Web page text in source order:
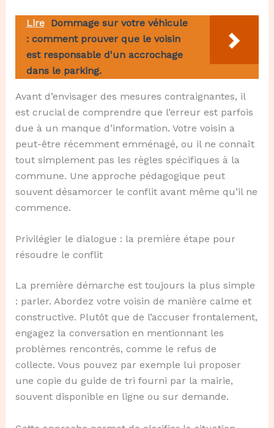
Lire Dommage sur votre véhicule
: comment prouver que le voisin
est responsable d'un accrochage
dans le parking.
Avant d’envisager des mesures contraignantes, il
est crucial de comprendre que l’erreur est parfois
due à un manque d’information. Votre voisin a
peut-être récemment emménagé, ou il ne connaît
tout simplement pas les règles spécifiques à la
commune. Une approche pédagogique peut
souvent désamorcer le conflit avant même qu’il ne
commence.
Privilégier le dialogue : la première étape pour
résoudre le conflit
La première démarche est toujours la plus simple
: parler. Abordez votre voisin de manière calme et
constructive. Plutôt que de l’accuser frontalement,
engagez la conversation en mentionnant les
problèmes rencontrés, comme le refus de
collecte. Vous pouvez par exemple lui proposer
une copie du guide de tri fourni par la mairie,
souvent disponible en ligne ou sur demande.